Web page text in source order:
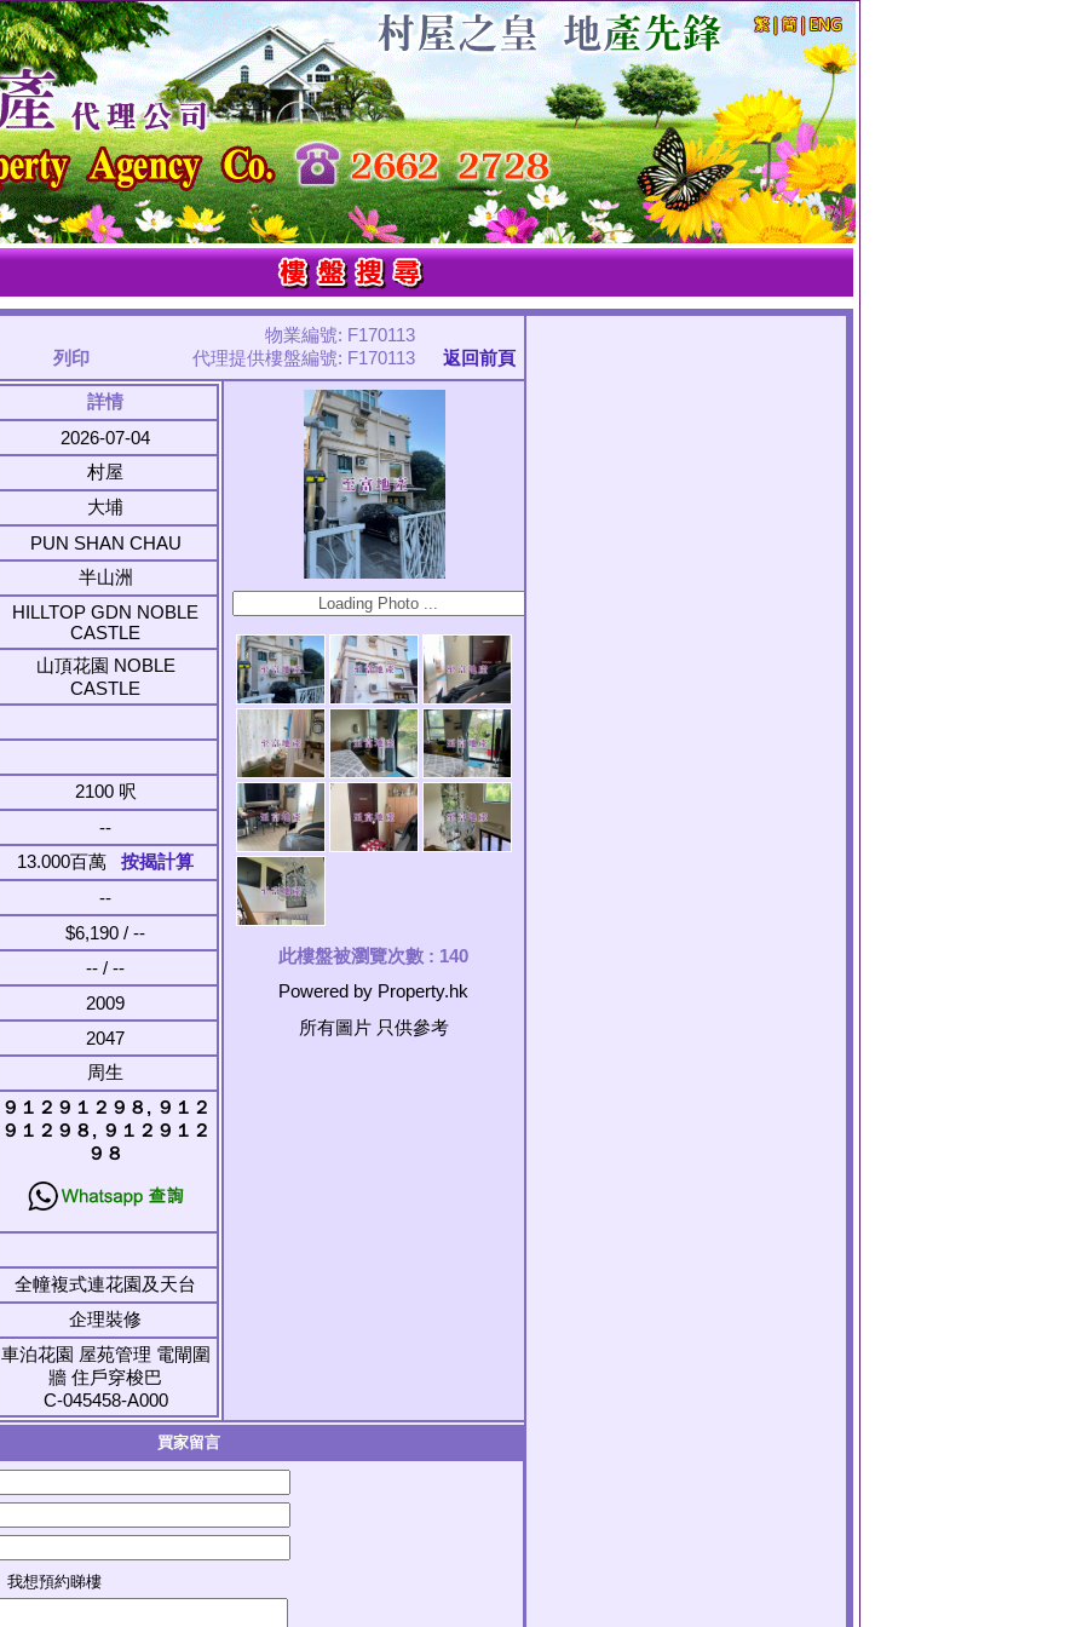
列印
物業編號: F170113
代理提供樓盤編號: F170113
返回前頁
詳情
2026-07-04
村屋
大埔
PUN SHAN CHAU
半山洲
HILLTOP GDN NOBLE
CASTLE
山頂花園 NOBLE
CASTLE
2100 呎
--
13.000百萬 按揭計算
--
$6,190 / --
-- / --
2009
2047
周生
９１２９１２９８, ９１２
９１２９８, ９１２９１２
９８
全幢複式連花園及天台
企理裝修
車泊花園 屋苑管理 電閘圍
牆 住戶穿梭巴
C-045458-A000
此樓盤被瀏覽次數 : 140
Powered by Property.hk
所有圖片 只供參考
買家留言
我想預約睇樓